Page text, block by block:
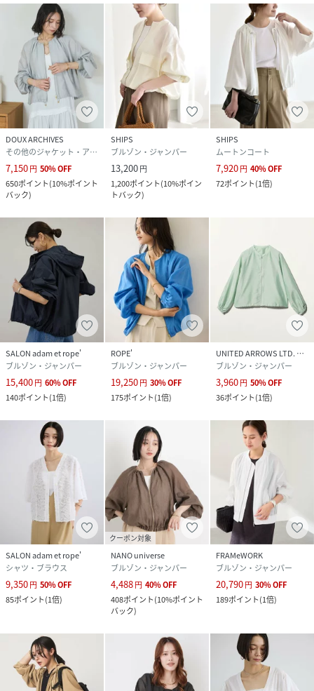
原産国
オフホワイト（15）：中国｜ダークブラウン
（20）：中国
素材
オフホワイト（15）：（表地） 麻 100% （裏
地） ポリエステル 100%｜ダークブラウン
（20）：（表地） 麻 100% （裏地） ポリエステ
ル 100%
サイズ
クリーニング
オフホワイト（15）：手洗い・漂白、タンブル
乾燥禁止
ダークブラウン（20）：手洗い・漂白、タンブ
ル乾燥禁止
品番
RT2874_SHL26110
SHL26110-20-099 RT2874
DOUX ARCHIVES
その他のジャケット・アウター
7,150円 50%OFF
650ポイント(10%ポイント
バック)
SHIPS
ブルゾン・ジャンパー
13,200円
1,200ポイント(10%ポイン
トバック)
SHIPS
ムートンコート
7,920円 40%OFF
72ポイント(1倍)
SALON adam et rope'
ブルゾン・ジャンパー
15,400円 60%OFF
140ポイント(1倍)
ROPE'
ブルゾン・ジャンパー
19,250円 30%OFF
175ポイント(1倍)
UNITED ARROWS LTD. OUTLET
ブルゾン・ジャンパー
3,960円 50%OFF
36ポイント(1倍)
SALON adam et rope'
シャツ・ブラウス
9,350円 50%OFF
85ポイント(1倍)
クーポン対象
NANO universe
ブルゾン・ジャンパー
4,488円 40%OFF
408ポイント(10%ポイント
バック)
FRAMeWORK
ブルゾン・ジャンパー
20,790円 30%OFF
189ポイント(1倍)